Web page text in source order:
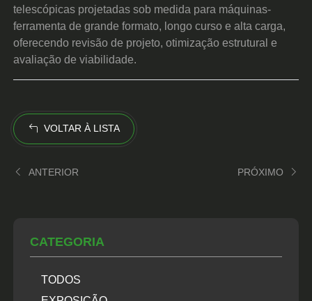
telescópicas projetadas sob medida para máquinas-
ferramenta de grande formato, longo curso e alta carga,
oferecendo revisão de projeto, otimização estrutural e
avaliação de viabilidade.
VOLTAR À LISTA
ANTERIOR PRÓXIMO
CATEGORIA
TODOS